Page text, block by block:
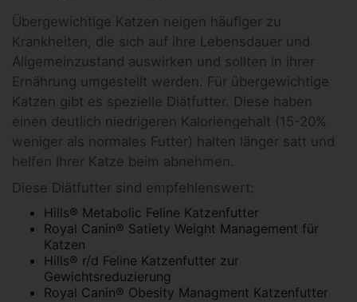
Übergewichtige Katzen neigen häufiger zu
Krankheiten, die sich auf ihre Lebensdauer und
Allgemeinzustand auswirken und sollten in ihrer
Ernährung umgestellt werden. Für übergewichtige
Katzen gibt es spezielle Diätfutter. Diese haben
einen deutlich niedrigeren Kaloriengehalt (15-20%
weniger als normales Futter) halten länger satt und
helfen Ihrer Katze beim abnehmen.
Diese Diätfutter sind empfehlenswert:
Hills® Metabolic Feline Katzenfutter
Royal Canin® Satiety Weight Management für
Katzen
Hills® r/d Feline Katzenfutter zur
Gewichtsreduzierung
Royal Canin® Obesity Managment Katzenfutter